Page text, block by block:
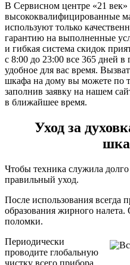
В Сервисном центре «21 век»
высококвалифицированные
используют только
гарантию на выполненные
и гибкая система скидок
с 8:00 до 23:00 все 365 дней
удобное для вас время.
шкафа на дому вы можете по
заполнив заявку на нашем
в ближайшее время.
Уход за
Чтобы техника служила
правильный уход.
После использования всегда
образования жирного
поломки.
Периодически
проводите глобальную
чистку всего прибора.